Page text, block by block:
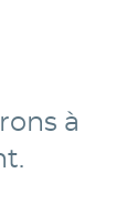
à